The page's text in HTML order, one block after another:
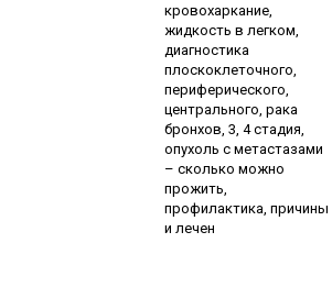
кровохаркание,
жидкость в легком,
диагностика
плоскоклеточного,
периферического,
центрального, рака
бронхов, 3, 4 стадия,
опухоль с метастазами
– сколько можно
прожить,
профилактика, причины
и лечен